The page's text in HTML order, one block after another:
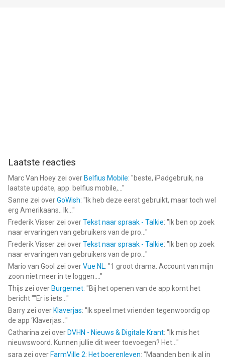
--
StepsApp Stappenteller van StepsApp GmbH is een iPhone app
met iOS versie 15.0 of hoger, geschikt bevonden voor
gebruikers met leeftijden vanaf4 jaar.
Informatie voor StepsApp Stappentelleris het laatst vergeleken
op 6 Aug om 14:42.
Laatste reacties
Marc Van Hoey zei over Belfius Mobile: "beste, iPadgebruik, na
laatste update, app. belfius mobile,... "
Sanne zei overGoWish: " Ik heb deze eerst gebruikt, maar toch wel
erg Amerikaans.. Ik... "
Frederik Visser zei overTekst naar spraak - Talkie: " Ik ben op zoek
naar ervaringen van gebruikers van de pro... "
Frederik Visser zei overTekst naar spraak - Talkie: " Ik ben op zoek
naar ervaringen van gebruikers van de pro... "
Mario van Gool zei overVue NL: "1 groot drama. Account van mijn
zoon niet meer in te loggen.... "
Thijs zei over Burgernet: "Bij het openen van de app komt het
bericht ""Er is iets... "
Barry zei over Klaverjas: " Ik speel met vrienden tegenwoordig op
de app ‘Klaverjas... "
Catharina zei over DVHN - Nieuws & Digitale Krant: " Ik mis het
nieuwswoord. Kunnen jullie dit weer toevoegen? Het... "
sara zei over FarmVille 2: Het boerenleven: "Maanden ben ik al in